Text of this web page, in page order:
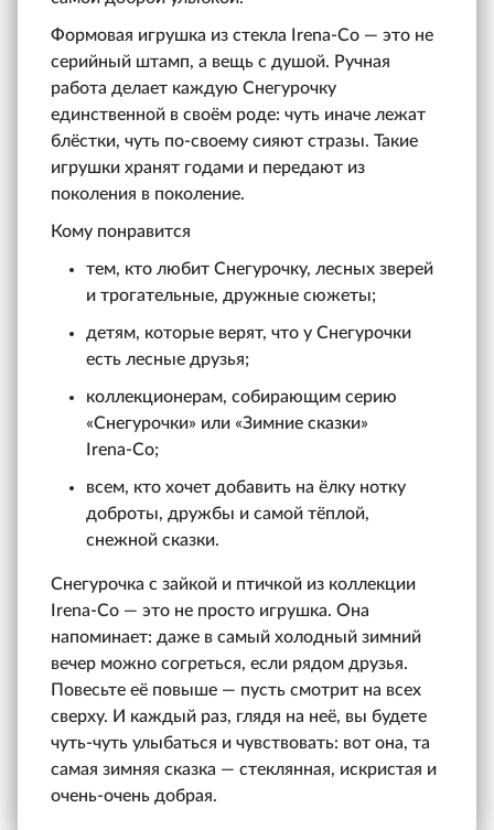
Формовая игрушка из стекла Irena‑Co — это не
серийный штамп, а вещь с душой. Ручная
работа делает каждую Снегурочку
единственной в своём роде: чуть иначе лежат
блёстки, чуть по-своему сияют стразы. Такие
игрушки хранят годами и передают из
поколения в поколение.
Кому понравится
тем, кто любит Снегурочку, лесных зверей
и трогательные, дружные сюжеты;
детям, которые верят, что у Снегурочки
есть лесные друзья;
коллекционерам, собирающим серию
«Снегурочки» или «Зимние сказки»
Irena‑Co;
всем, кто хочет добавить на ёлку нотку
доброты, дружбы и самой тёплой,
снежной сказки.
Снегурочка с зайкой и птичкой из коллекции
Irena‑Co — это не просто игрушка. Она
напоминает: даже в самый холодный зимний
вечер можно согреться, если рядом друзья.
Повесьте её повыше — пусть смотрит на всех
сверху. И каждый раз, глядя на неё, вы будете
чуть-чуть улыбаться и чувствовать: вот она, та
самая зимняя сказка — стеклянная, искристая и
очень-очень добрая.